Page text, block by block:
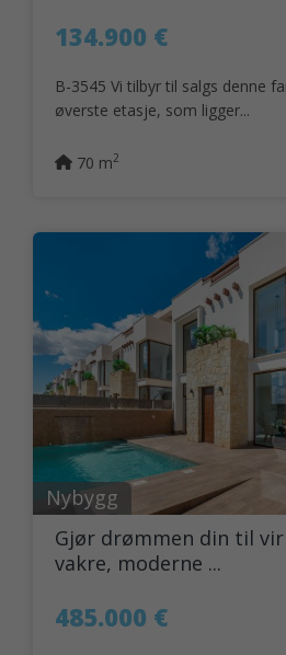
134.900 €
B-3545 Vi tilbyr til salgs denne
øverste etasje, som ligger...
70 m2
Nybygg
Gjør drømmen din til
vakre, moderne ...
485.000 €